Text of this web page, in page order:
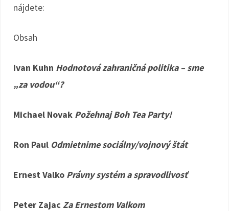
nájdete:
Obsah
Ivan Kuhn Hodnotová zahraničná politika – sme
„za vodou“?
Michael Novak Požehnaj Boh Tea Party!
Ron Paul Odmietnime sociálny/vojnový štát
Ernest Valko Právny systém a spravodlivosť
Peter Zajac Za Ernestom Valkom